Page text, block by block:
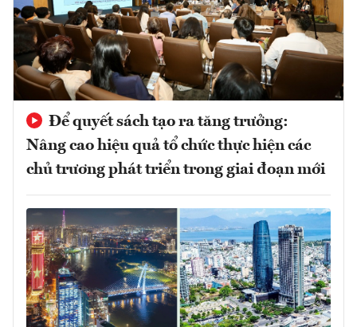
Để quyết sách tạo ra tăng trưởng:
Nâng cao hiệu quả tổ chức thực hiện các
chủ trương phát triển trong giai đoạn mới